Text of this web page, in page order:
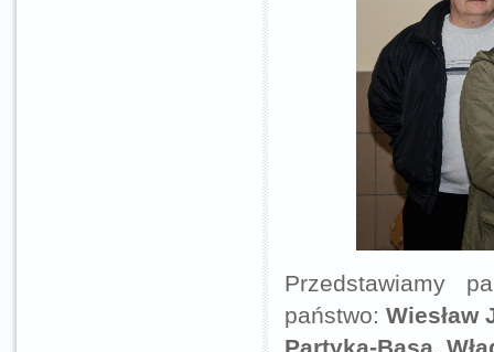
Przedstawiamy
państwo:Wiesław